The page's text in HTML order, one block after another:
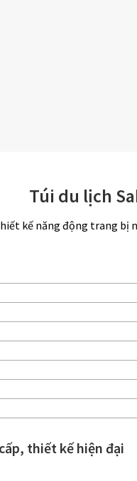
Túi du lịch
kế năng động trang
thiết kế hiện đại